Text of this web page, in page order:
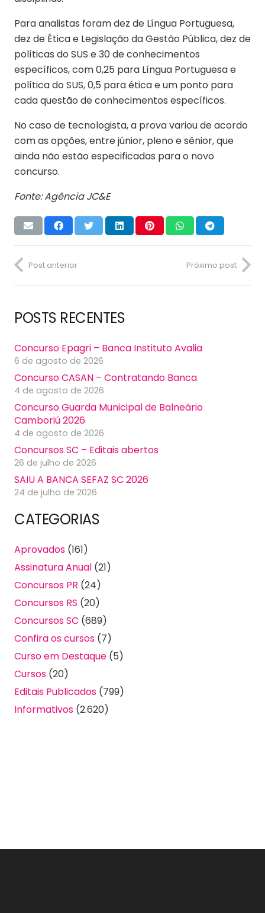
Para analistas foram dez de Língua Portuguesa,
dez de Ética e Legislação da Gestão Pública, dez de
políticas do SUS e 30 de conhecimentos
específicos, com 0,25 para Língua Portuguesa e
política do SUS, 0,5 para ética e um ponto para
cada questão de conhecimentos específicos.
No caso de tecnologista, a prova variou de acordo
com as opções, entre júnior, pleno e sênior, que
ainda não estão especificadas para o novo
concurso.
Fonte: Agência JC&E
Post anterior Próximo post
POSTS RECENTES
Concurso Epagri – Banca Instituto Avalia
6 de agosto de 2026
Concurso CASAN – Contratando Banca
4 de agosto de 2026
Concurso Guarda Municipal de Balneário
Camboriú 2026
4 de agosto de 2026
Concursos SC – Editais abertos
26 de julho de 2026
SAIU A BANCA SEFAZ SC 2026
24 de julho de 2026
CATEGORIAS
Aprovados (161)
Assinatura Anual (21)
Concursos PR (24)
Concursos RS (20)
Concursos SC (689)
Confira os cursos (7)
Curso em Destaque (5)
Cursos (20)
Editais Publicados (799)
Informativos (2.620)